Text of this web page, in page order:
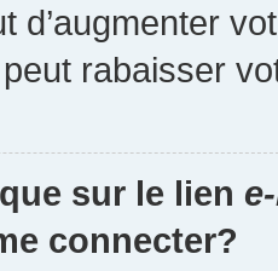
d’augmenter
rabaisser
sur le lien
connecter?